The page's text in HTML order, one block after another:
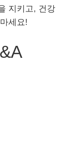
지키고, 건강
세요!